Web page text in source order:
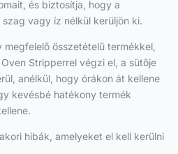
és biztosítja, hogy a
vagy íz nélkül kerüljön ki.
összetételű termékkel,
Stripperrel végzi el, a sütője
anélkül, hogy órákon át kellene
kevésbé hatékony termék
hibák, amelyeket el kell kerülni